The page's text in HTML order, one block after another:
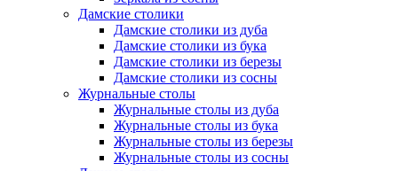
Дамские столики
Дамские столики из дуба
Дамские столики из бука
Дамские столики из березы
Дамские столики из сосны
Журнальные столы
Журнальные столы из дуба
Журнальные столы из бука
Журнальные столы из березы
Журнальные столы из сосны